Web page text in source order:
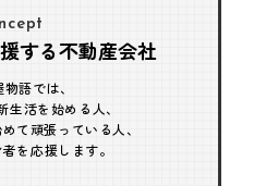
する不動産会社
語では、
生活を始める人、
て頑張っている人、
を応援します。